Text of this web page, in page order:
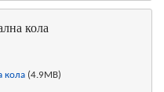
кола
кола (4.9MB)